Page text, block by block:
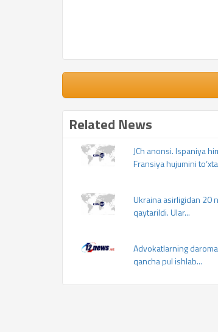
Related News
JCh anonsi. Ispaniya
Fransiya hujumini
Ukraina asirligidan 20
qaytarildi. Ular...
Advokatlarning
qancha pul ishlab...